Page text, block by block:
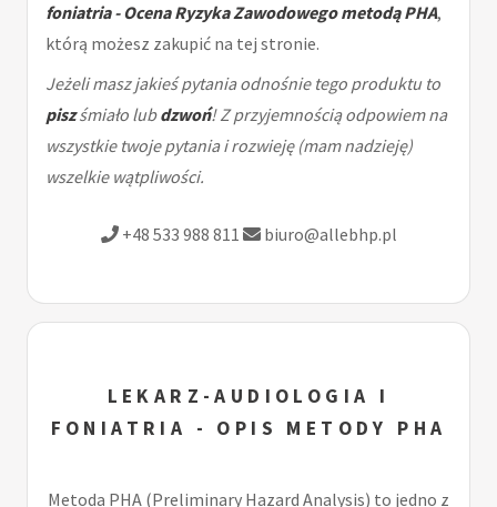
foniatria - Ocena Ryzyka Zawodowego metodą PHA,
którą możesz zakupić na tej stronie.
Jeżeli masz jakieś pytania odnośnie tego produktu to
piszśmiało lubdzwoń! Z przyjemnością odpowiem na
wszystkie twoje pytania i rozwieję (mam nadzieję)
wszelkie wątpliwości.
+48 533 988 811 biuro@allebhp.pl
LEKARZ-AUDIOLOGIA I
FONIATRIA - OPIS METODY PHA
Metoda PHA (Preliminary Hazard Analysis) to jedno z